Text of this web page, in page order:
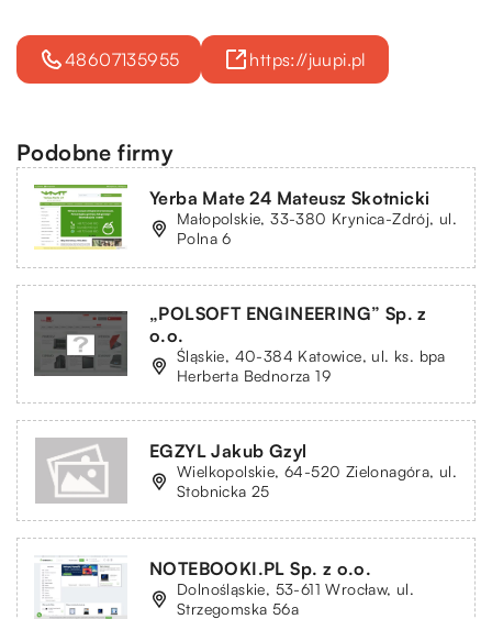
48607135955 https://juupi.pl
Podobne firmy
Yerba Mate 24 Mateusz Skotnicki
Małopolskie, 33-380 Krynica-Zdrój, ul.
Polna 6
„POLSOFT ENGINEERING” Sp. z
o.o.
Śląskie, 40-384 Katowice, ul. ks. bpa
Herberta Bednorza 19
EGZYL Jakub Gzyl
Wielkopolskie, 64-520 Zielonagóra, ul.
Stobnicka 25
NOTEBOOKI.PL Sp. z o.o.
Dolnośląskie, 53-611 Wrocław, ul.
Strzegomska 56a